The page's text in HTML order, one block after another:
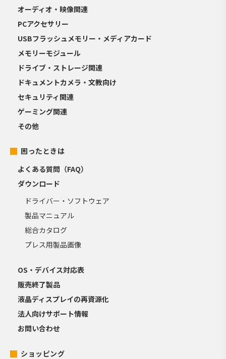
オーディオ・映像関連
PCアクセサリー
USBフラッシュメモリー・メディアカード
メモリーモジュール
ドライブ・ストレージ関連
ドキュメントカメラ・文教向け
セキュリティ関連
ゲーミング関連
その他
困ったときは
よくある質問（FAQ）
ダウンロード
ドライバー・ソフトウェア
製品マニュアル
総合カタログ
プレス用製品画像
OS・デバイス対応表
販売終了製品
液晶ディスプレイの再資源化
法人向けサポート情報
お問い合わせ
ショッピング